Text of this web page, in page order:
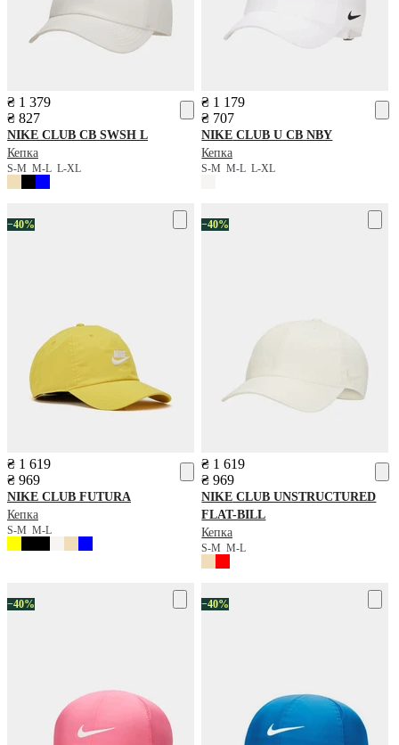
₴ 1 379
₴ 827
NIKE CLUB CB SWSH L
Кепка
S-M M-L L-XL
₴ 1 179
₴ 707
NIKE CLUB U CB NBY
Кепка
S-MM-LL-XL
−40%
₴ 1 619
₴ 969
NIKE CLUB FUTURA
Кепка
S-M M-L
−40%
₴ 1 619
₴ 969
NIKE CLUB UNSTRUCTURED
FLAT-BILL
Кепка
S-MM-L
−40% −40%